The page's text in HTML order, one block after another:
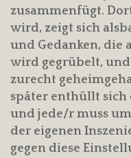
zusammenfügt.
wird, zeigt sich
und Gedanken, die
wird gegrübelt,
zurecht
später enthüllt sich
und jede/r muss
der eigenen
gegen diese